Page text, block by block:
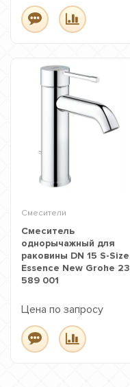
Смесители
Смеситель
однорычажный для
раковины DN 15 S-Size
Essence New Grohe 23
589 001
Цена по запросу